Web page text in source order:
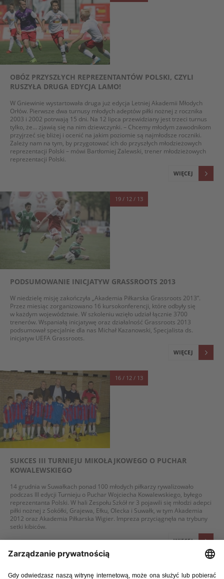
OBÓZ PRZYSZŁYCH REPREZENTANTÓW POLSKI, CZYLI
RUSZYŁA DRUGA EDYCJA LAMO!
W Gniewinie wystartowała druga już edycja Letniej Akademii Młodych
Orłów. Pierwsze dwa turnusy młodych adeptów piłki nożnej z rocznika
2003 i 2002 potrwają 15 dni. Na 12 lipca przewidziany jest trzeci turnus
tylko, że… zjawią się na nim dziewczynki. – Chcemy młodym zawodnikom
przyjrzeć się bliżej i ocenić na jakim poziomie są najmłodsze roczniki.
Zależy nam na tym, by przygotować ich do przyszłych młodzieżowych
reprezentacji Polski – mówi Bartłomiej Zalewski, trener młodzieżowych
reprezentacji Polski.
WIĘCEJ
19 / 12 / 13
PODSUMOWANIE INICJATYW GRASSROOTS 2013
W niedzielę misję zakończyła „Akademia Piłkarska Grassroots 2013”.
Przez miesiąc zorganizowano 16 kursokonferencji, które odbyły się
w każdym województwie. W szkoleniu wzięło udział łącznie 3700
trenerów. Wspaniałą inicjatywę oraz działalność Grassroots 2013
podsumował specjalnie dla nas Michał Kazanowski, Specjalista ds.
inicjatyw UEFA Grassroots.
WIĘCEJ
16 / 12 / 13
SUKCES III TURNIEJU MIKOŁAJKOWEGO O PUCHAR
KOWALEWSKIEGO
14 grudnia w Suwałkach ponad 100 młodych piłkarzy rywalizowało
podczas III edycji Turnieju o Puchar Wojciecha Kowalewskiego, byłego
reprezentanta Polski. W hali Zespołu Szkół nr 3 pojawili się młodzi adepci
piłki nożnej z Sokółki, Grajewa, Ełku, Olecka i Suwałk, w tym Akademia
2012 oraz Akademia Piłkarska Wigier. Impreza przyciągnęła na trybuny
setki kibiców.
WIĘCEJ